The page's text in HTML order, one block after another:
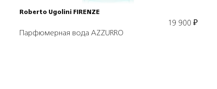
Roberto Ugolini FIRENZE
19 900 ₽
Парфюмерная вода AZZURRO